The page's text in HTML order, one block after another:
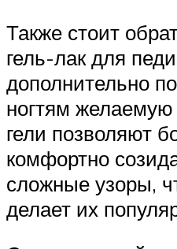
Также стоит
гель-лак для
дополнительно
ногтям
гели позволяют
комфортно
сложные узоры,
делает их